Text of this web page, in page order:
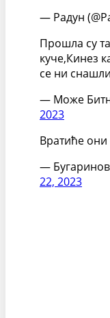
— Радун
Прошла су
куче,Кинез
се ни снашли
— Може
2023
Вратиће
—
22, 2023